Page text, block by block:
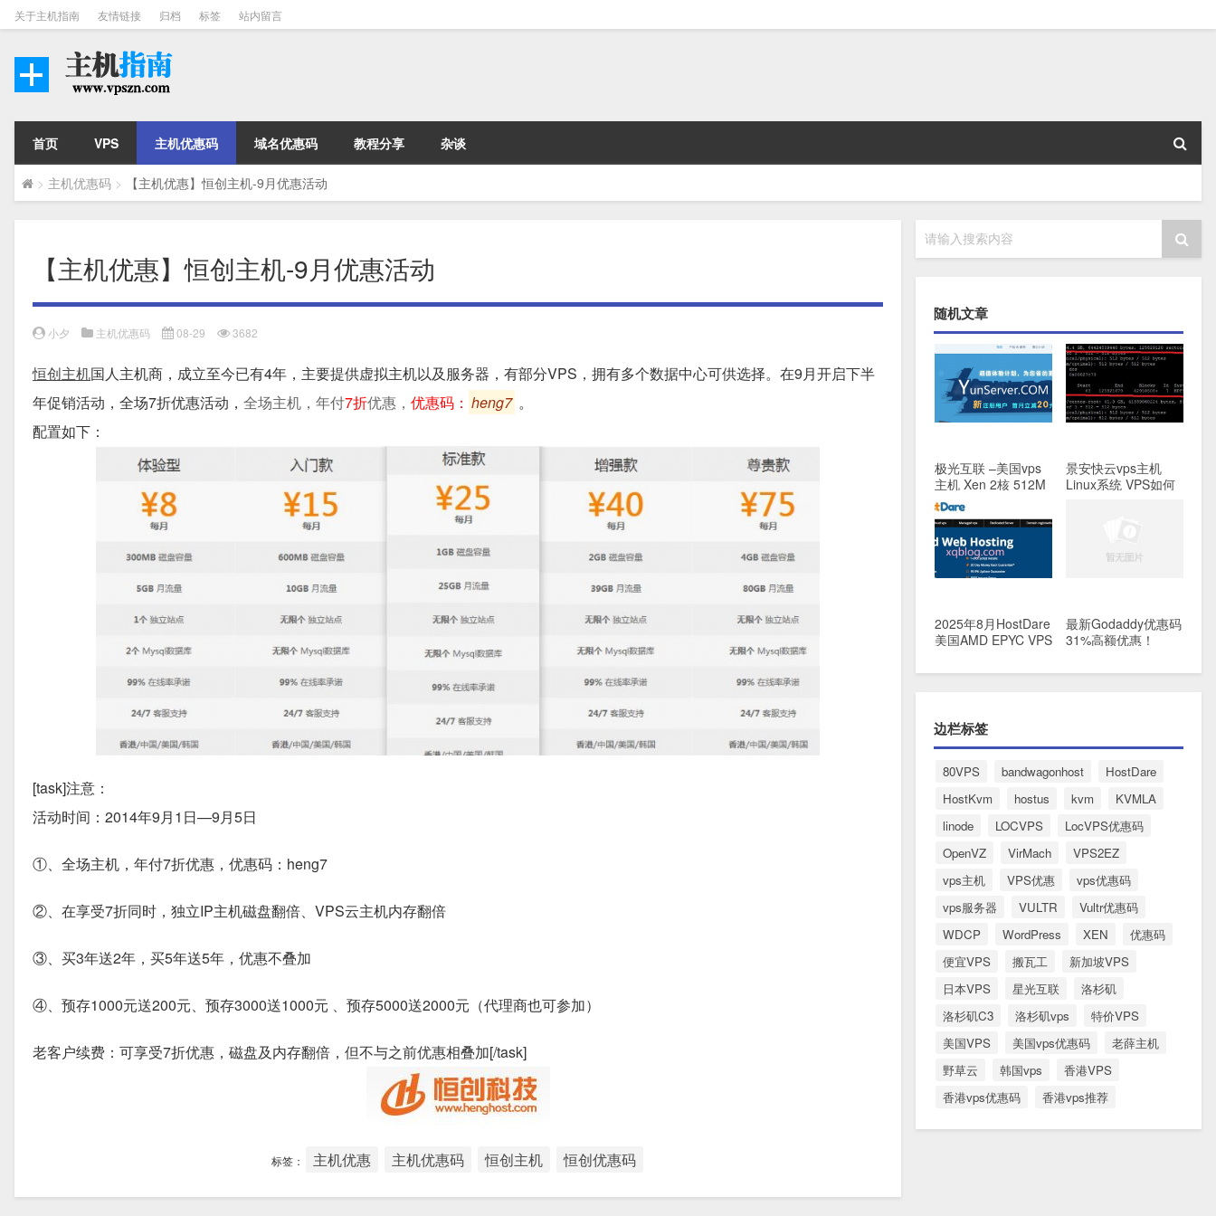
关于主机指南 友情链接 归档 标签 站内留言
首页 VPS 主机优惠码 域名优惠码 教程分享 杂谈
> 主机优惠码 > 【主机优惠】恒创主机-9月优惠活动
【主机优惠】恒创主机-9月优惠活动
小夕 主机优惠码 08-29 3682
恒创主机国人主机商，成立至今已有4年，主要提供虚拟主机以及服务器，有部分VPS，拥有多个数据中心可供选择。在9月开启下半
年促销活动，全场7折优惠活动， 全场主机，年付7折优惠， 优惠码： heng7 。
配置如下：
[task]注意：
活动时间：2014年9月1日—9月5日
①、全场主机，年付7折优惠，优惠码：heng7
②、在享受7折同时，独立IP主机磁盘翻倍、VPS云主机内存翻倍
③、买3年送2年，买5年送5年，优惠不叠加
④、预存1000元送200元、预存3000送1000元 、预存5000送2000元（代理商也可参加）
老客户续费：可享受7折优惠，磁盘及内存翻倍，但不与之前优惠相叠加[/task]
标签： 主机优惠 主机优惠码 恒创主机 恒创优惠码
请输入搜索内容
随机文章
极光互联 –美国vps
主机 Xen 2核 512M
洛杉矶Peer1机房 月
付35元
景安快云vps主机
Linux系统 VPS如何
2025年8月HostDare
美国AMD EPYC VPS
年付内存与流量翻倍
最新Godaddy优惠码
31%高额优惠！
边栏标签
80VPS bandwagonhost
HostDare
HostKvm
hostus kvm
KVMLA
linode
LOCVPS
LocVPS优惠码
OpenVZ
VirMach
VPS2EZ
vps主机
VPS优惠
vps优惠码
vps服务器
VULTR
Vultr优惠码
WDCP
WordPress XEN
优惠码
便宜VPS
搬瓦工
新加坡VPS
日本VPS
星光互联
洛杉矶
洛杉矶C3
洛杉矶vps
特价VPS
美国VPS
美国vps优惠码
老薛主机
野草云
韩国vps
香港VPS
香港vps优惠码
香港vps推荐